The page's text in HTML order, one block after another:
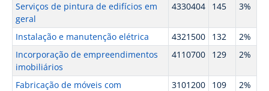
Serviços de pintura de edifícios em
geral
4330404 145 3%
Instalação e manutenção elétrica 4321500 132
2%
Incorporação de empreendimentos
imobiliários
4110700 129 2%
Fabricação de móveis com
3101200 109 2%